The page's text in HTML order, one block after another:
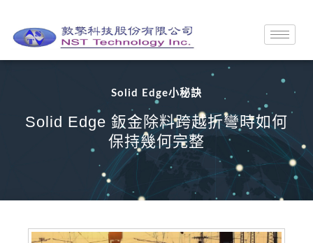
Solid Edge小秘訣
Solid Edge 鈑金除料跨越折彎時如何
保持幾何完整